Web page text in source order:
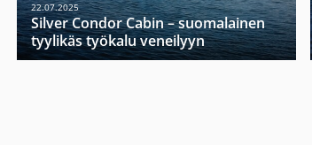
22.07.2025
Silver Condor Cabin – suomalainen
tyylikäs työkalu veneilyyn